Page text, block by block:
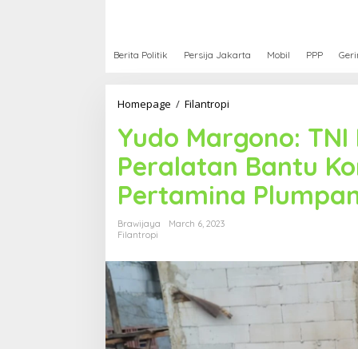
Berita Politik Persija Jakarta Mobil PPP
Homepage / Filantropi
d
o
M
a
r
g
:
N
I
K
Yudo Margono:
Peralatan Bantu
Pertamina
Brawijaya
March 6, 2023
Filantropi